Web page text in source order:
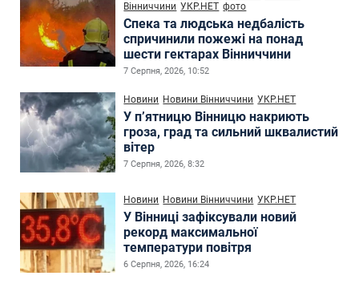
Вінниччини УКР.НЕТ фото
Спека та людська недбалість
спричинили пожежі на понад
шести гектарах Вінниччини
7 Серпня, 2026, 10:52
Новини Новини Вінниччини УКР.НЕТ
У п’ятницю Вінницю накриють
гроза, град та сильний шквалистий
вітер
7 Серпня, 2026, 8:32
Новини Новини Вінниччини УКР.НЕТ
У Вінниці зафіксували новий
рекорд максимальної
температури повітря
6 Серпня, 2026, 16:24